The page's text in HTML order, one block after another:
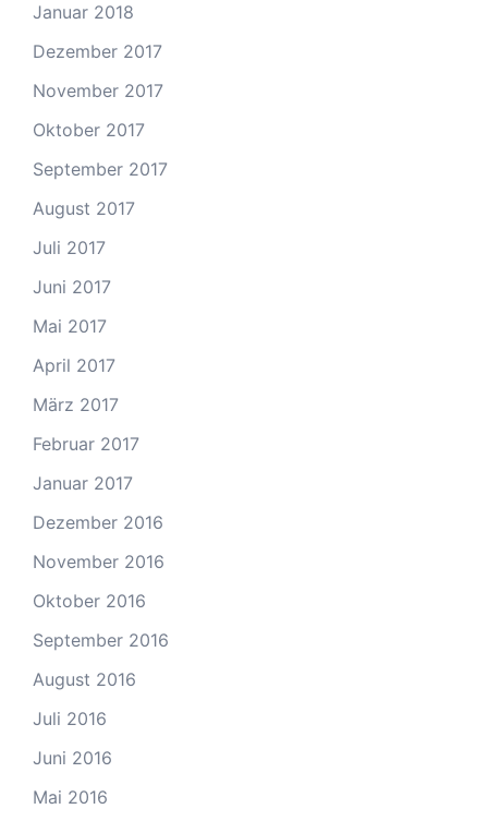
Januar 2018
Dezember 2017
November 2017
Oktober 2017
September 2017
August 2017
Juli 2017
Juni 2017
Mai 2017
April 2017
März 2017
Februar 2017
Januar 2017
Dezember 2016
November 2016
Oktober 2016
September 2016
August 2016
Juli 2016
Juni 2016
Mai 2016